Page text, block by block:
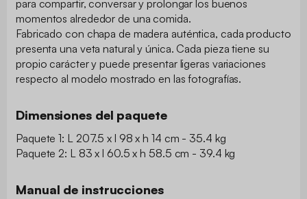
para compartir, conversar y prolongar los buenos
momentos alrededor de una comida.
Fabricado con chapa de madera auténtica, cada producto
presenta una veta natural y única. Cada pieza tiene su
propio carácter y puede presentar ligeras variaciones
respecto al modelo mostrado en las fotografías.
Dimensiones del paquete
Paquete 1: L 207.5 x l 98 x h 14 cm - 35.4 kg
Paquete 2: L 83 x l 60.5 x h 58.5 cm - 39.4 kg
Manual de instrucciones